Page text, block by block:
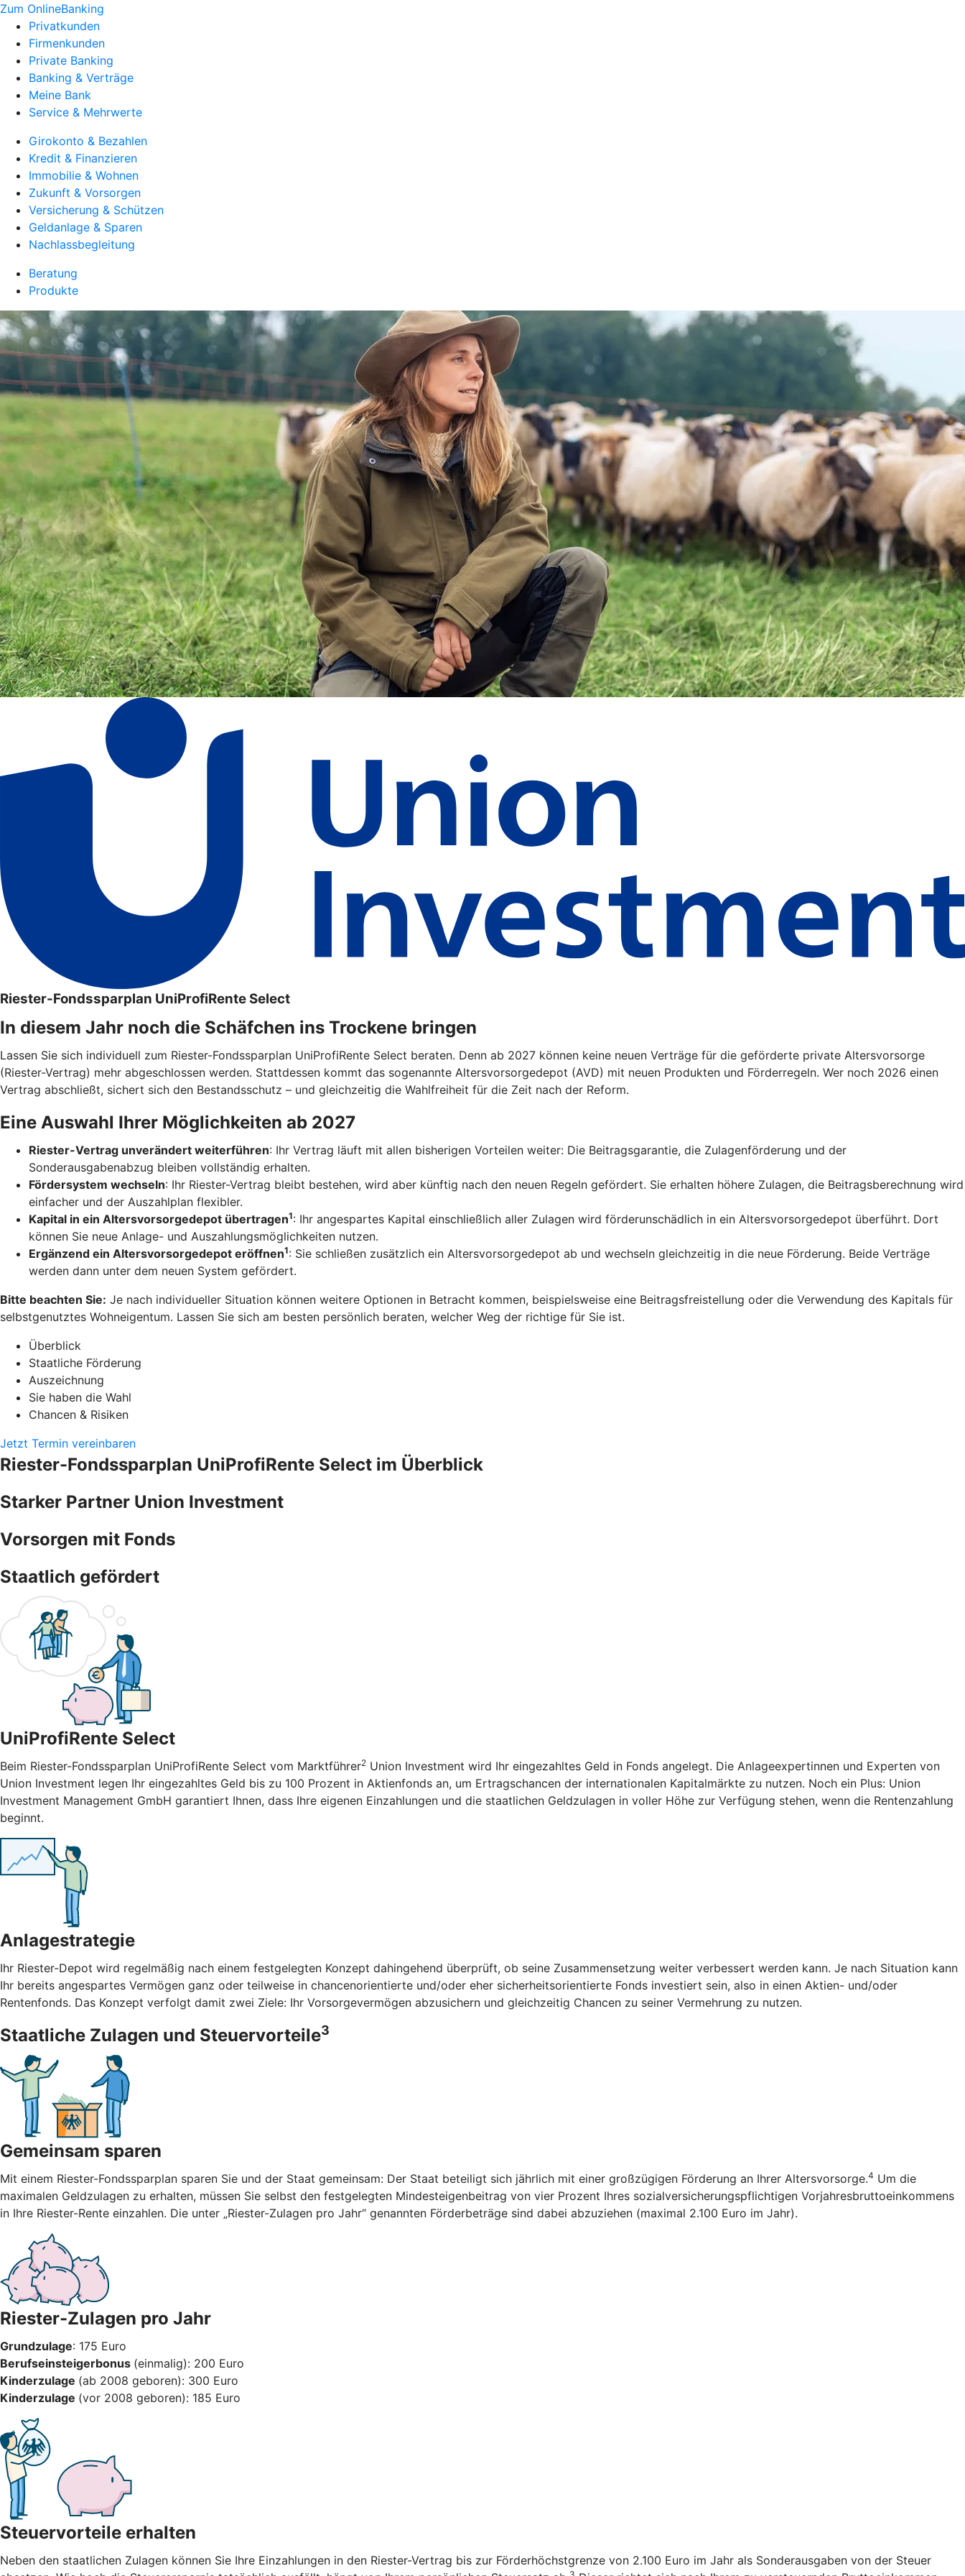
Zum OnlineBanking
Privatkunden
Firmenkunden
Private Banking
Banking & Verträge
Meine Bank
Service & Mehrwerte
Girokonto & Bezahlen
Kredit & Finanzieren
Immobilie & Wohnen
Zukunft & Vorsorgen
Versicherung & Schützen
Geldanlage & Sparen
Nachlassbegleitung
Beratung
Produkte
Riester-Fondssparplan UniProfiRente Select
In diesem Jahr noch die Schäfchen ins Trockene bringen
Lassen Sie sich individuell zum Riester-Fondssparplan UniProfiRente Select beraten. Denn ab 2027 können keine neuen Verträge für die geförderte private Altersvorsorge
(Riester-Vertrag) mehr abgeschlossen werden. Stattdessen kommt das sogenannte Altersvorsorgedepot (AVD) mit neuen Produkten und Förderregeln. Wer noch 2026 einen
Vertrag abschließt, sichert sich den Bestandsschutz – und gleichzeitig die Wahlfreiheit für die Zeit nach der Reform.
Eine Auswahl Ihrer Möglichkeiten ab 2027
Riester-Vertrag unverändert weiterführen: Ihr Vertrag läuft mit allen bisherigen Vorteilen weiter: Die Beitragsgarantie, die Zulagenförderung und der
Sonderausgabenabzug bleiben vollständig erhalten.
Fördersystem wechseln: Ihr Riester-Vertrag bleibt bestehen, wird aber künftig nach den neuen Regeln gefördert. Sie erhalten höhere Zulagen, die Beitragsberechnung wird
einfacher und der Auszahlplan flexibler.
Kapital in ein Altersvorsorgedepot übertragen1: Ihr angespartes Kapital einschließlich aller Zulagen wird förderunschädlich in ein Altersvorsorgedepot überführt. Dort
können Sie neue Anlage- und Auszahlungsmöglichkeiten nutzen.
Ergänzend ein Altersvorsorgedepot eröffnen1: Sie schließen zusätzlich ein Altersvorsorgedepot ab und wechseln gleichzeitig in die neue Förderung. Beide Verträge
werden dann unter dem neuen System gefördert.
Bitte beachten Sie: Je nach individueller Situation können weitere Optionen in Betracht kommen, beispielsweise eine Beitragsfreistellung oder die Verwendung des Kapitals für
selbstgenutztes Wohneigentum. Lassen Sie sich am besten persönlich beraten, welcher Weg der richtige für Sie ist.
Überblick
Staatliche Förderung
Auszeichnung
Sie haben die Wahl
Chancen & Risiken
Jetzt Termin vereinbaren
Riester-Fondssparplan UniProfiRente Select im Überblick
Starker Partner Union Investment
Vorsorgen mit Fonds
Staatlich gefördert
UniProfiRente Select
Beim Riester-Fondssparplan UniProfiRente Select vom Marktführer2 Union Investment wird Ihr eingezahltes Geld in Fonds angelegt. Die Anlageexpertinnen und Experten von
Union Investment legen Ihr eingezahltes Geld bis zu 100 Prozent in Aktienfonds an, um Ertragschancen der internationalen Kapitalmärkte zu nutzen. Noch ein Plus: Union
Investment Management GmbH garantiert Ihnen, dass Ihre eigenen Einzahlungen und die staatlichen Geldzulagen in voller Höhe zur Verfügung stehen, wenn die Rentenzahlung
beginnt.
Anlagestrategie
Ihr Riester-Depot wird regelmäßig nach einem festgelegten Konzept dahingehend überprüft, ob seine Zusammensetzung weiter verbessert werden kann. Je nach Situation kann
Ihr bereits angespartes Vermögen ganz oder teilweise in chancenorientierte und/oder eher sicherheitsorientierte Fonds investiert sein, also in einen Aktien- und/oder
Rentenfonds. Das Konzept verfolgt damit zwei Ziele: Ihr Vorsorgevermögen abzusichern und gleichzeitig Chancen zu seiner Vermehrung zu nutzen.
Staatliche Zulagen und Steuervorteile3
Gemeinsam sparen
Mit einem Riester-Fondssparplan sparen Sie und der Staat gemeinsam: Der Staat beteiligt sich jährlich mit einer großzügigen Förderung an Ihrer Altersvorsorge.4 Um die
maximalen Geldzulagen zu erhalten, müssen Sie selbst den festgelegten Mindesteigenbeitrag von vier Prozent Ihres sozialversicherungspflichtigen Vorjahresbruttoeinkommens
in Ihre Riester-Rente einzahlen. Die unter „Riester-Zulagen pro Jahr“ genannten Förderbeträge sind dabei abzuziehen (maximal 2.100 Euro im Jahr).
Riester-Zulagen pro Jahr
Grundzulage: 175 Euro
Berufseinsteigerbonus (einmalig): 200 Euro
Kinderzulage (ab 2008 geboren): 300 Euro
Kinderzulage (vor 2008 geboren): 185 Euro
Steuervorteile erhalten
Neben den staatlichen Zulagen können Sie Ihre Einzahlungen in den Riester-Vertrag bis zur Förderhöchstgrenze von 2.100 Euro im Jahr als Sonderausgaben von der Steuer